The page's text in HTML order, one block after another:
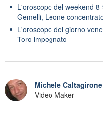
L'oroscopo del weekend
Gemelli, Leone concentrato
L'oroscopo del giorno
Toro impegnato
Michele Caltagirone
Video Maker